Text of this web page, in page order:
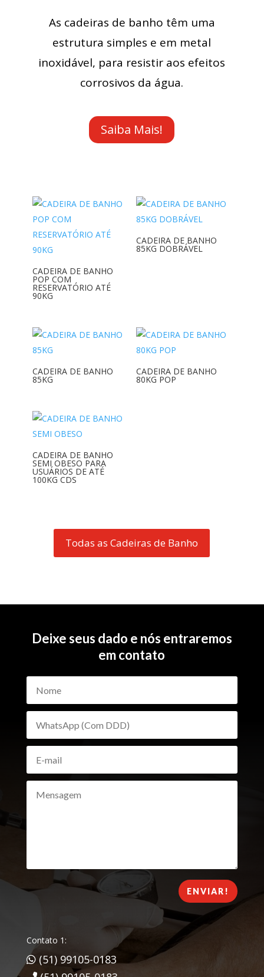
As cadeiras de banho têm uma
estrutura simples e em metal
inoxidável, para resistir aos efeitos
corrosivos da água.
Saiba Mais!
CADEIRA DE BANHO
POP COM
RESERVATÓRIO ATÉ
90KG
CADEIRA DE BANHO
85KG DOBRÁVEL
CADEIRA DE BANHO
85KG
CADEIRA DE BANHO
80KG POP
CADEIRA DE BANHO
SEMI OBESO PARA
USUÁRIOS DE ATÉ
100KG CDS
Todas as Cadeiras de Banho
Deixe seus dado e nós entraremos
em contato
ENVIAR!
Contato 1:
(51) 99105-0183